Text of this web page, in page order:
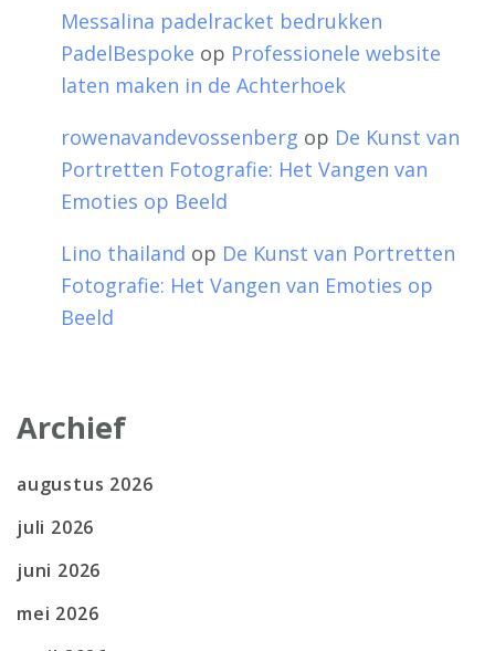
Messalina padelracket bedrukken
PadelBespoke op Professionele website
laten maken in de Achterhoek
rowenavandevossenberg op De Kunst van
Portretten Fotografie: Het Vangen van
Emoties op Beeld
Lino thailand op De Kunst van Portretten
Fotografie: Het Vangen van Emoties op
Beeld
Archief
augustus 2026
juli 2026
juni 2026
mei 2026